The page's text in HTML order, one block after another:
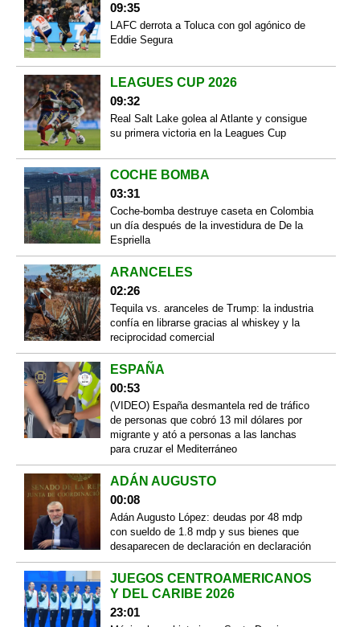
09:35
LAFC derrota a Toluca con gol agónico de
Eddie Segura
LEAGUES CUP 2026
09:32
Real Salt Lake golea al Atlante y consigue
su primera victoria en la Leagues Cup
COCHE BOMBA
03:31
Coche-bomba destruye caseta en Colombia
un día después de la investidura de De la
Espriella
ARANCELES
02:26
Tequila vs. aranceles de Trump: la industria
confía en librarse gracias al whiskey y la
reciprocidad comercial
ESPAÑA
00:53
(VIDEO) España desmantela red de tráfico
de personas que cobró 13 mil dólares por
migrante y ató a personas a las lanchas
para cruzar el Mediterráneo
ADÁN AUGUSTO
00:08
Adán Augusto López: deudas por 48 mdp
con sueldo de 1.8 mdp y sus bienes que
desaparecen de declaración en declaración
JUEGOS CENTROAMERICANOS
Y DEL CARIBE 2026
23:01